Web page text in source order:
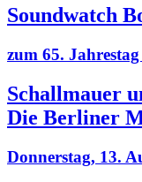
Soundwatch
zum 65.
Schallmauer
Die Berliner
Donnerstag, 13.